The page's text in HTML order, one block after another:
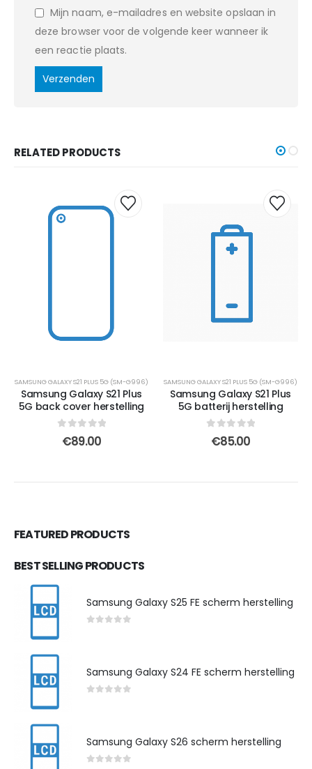
Mijn naam, e-mailadres en website opslaan in
deze browser voor de volgende keer wanneer ik
een reactie plaats.
RELATED PRODUCTS
SAMSUNG GALAXY S21 PLUS 5G (SM-G996)
Samsung Galaxy S21 Plus
5G back cover herstelling
out of 5
€89.00
SAMSUNG GALAXY S21 PLUS 5G (SM-G996)
Samsung Galaxy S21 Plus
5G batterij herstelling
out of 5
€85.00
FEATURED PRODUCTS
BEST SELLING PRODUCTS
Samsung Galaxy S25 FE scherm herstelling
Samsung Galaxy S24 FE scherm herstelling
Samsung Galaxy S26 scherm herstelling